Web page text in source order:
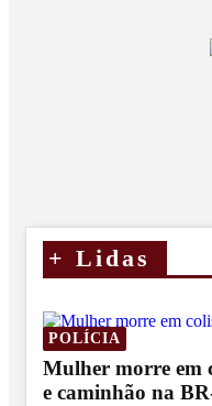
+ Lidas
POLÍCIA
Mulher morre em
e caminhão na